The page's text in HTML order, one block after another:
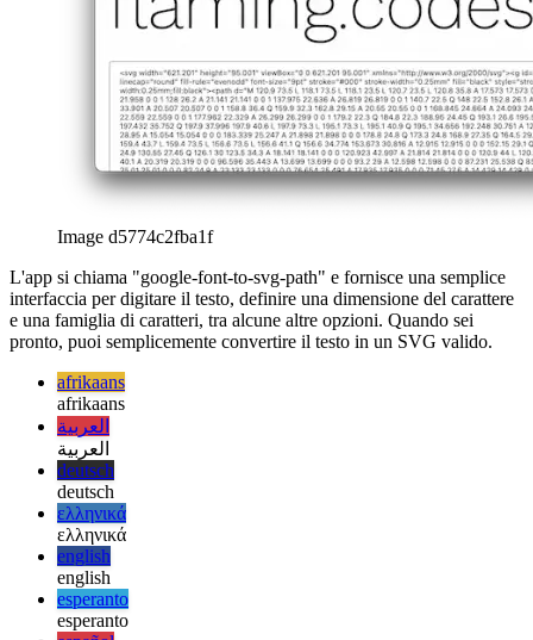
english
esperanto
esperanto
español
français
עברית
हिन्दी
हिन्दी
magyar
magyar
italiano
日本語
日本語
한국어
한국어
русский
русский
türkçe
türkçe
yiddish
yiddish